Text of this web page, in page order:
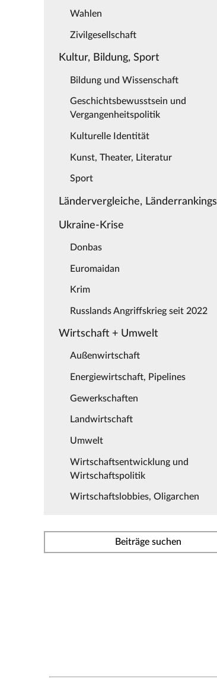
Wahlen
Zivilgesellschaft
Kultur, Bildung, Sport
Bildung und Wissenschaft
Geschichtsbewusstsein und
Vergangenheitspolitik
Kulturelle Identität
Kunst, Theater, Literatur
Sport
Ländervergleiche, Länderrankings
Ukraine-Krise
Donbas
Euromaidan
Krim
Russlands Angriffskrieg seit 2022
Wirtschaft + Umwelt
Außenwirtschaft
Energiewirtschaft, Pipelines
Gewerkschaften
Landwirtschaft
Umwelt
Wirtschaftsentwicklung und
Wirtschaftspolitik
Wirtschaftslobbies, Oligarchen
Beiträge suchen